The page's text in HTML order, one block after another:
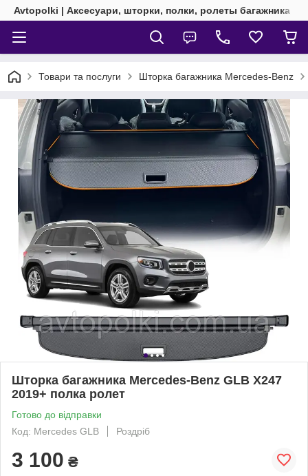
Avtopolki | Аксесуари, шторки, полки, ролеты багажника
Товари та послуги Шторка багажника Mercedes-Benz
Шторка багажника Mercedes-Benz GLB X247
2019+ полка ролет
Готово до відправки
Код: Mercedes GLB
Роздріб
3 100 ₴